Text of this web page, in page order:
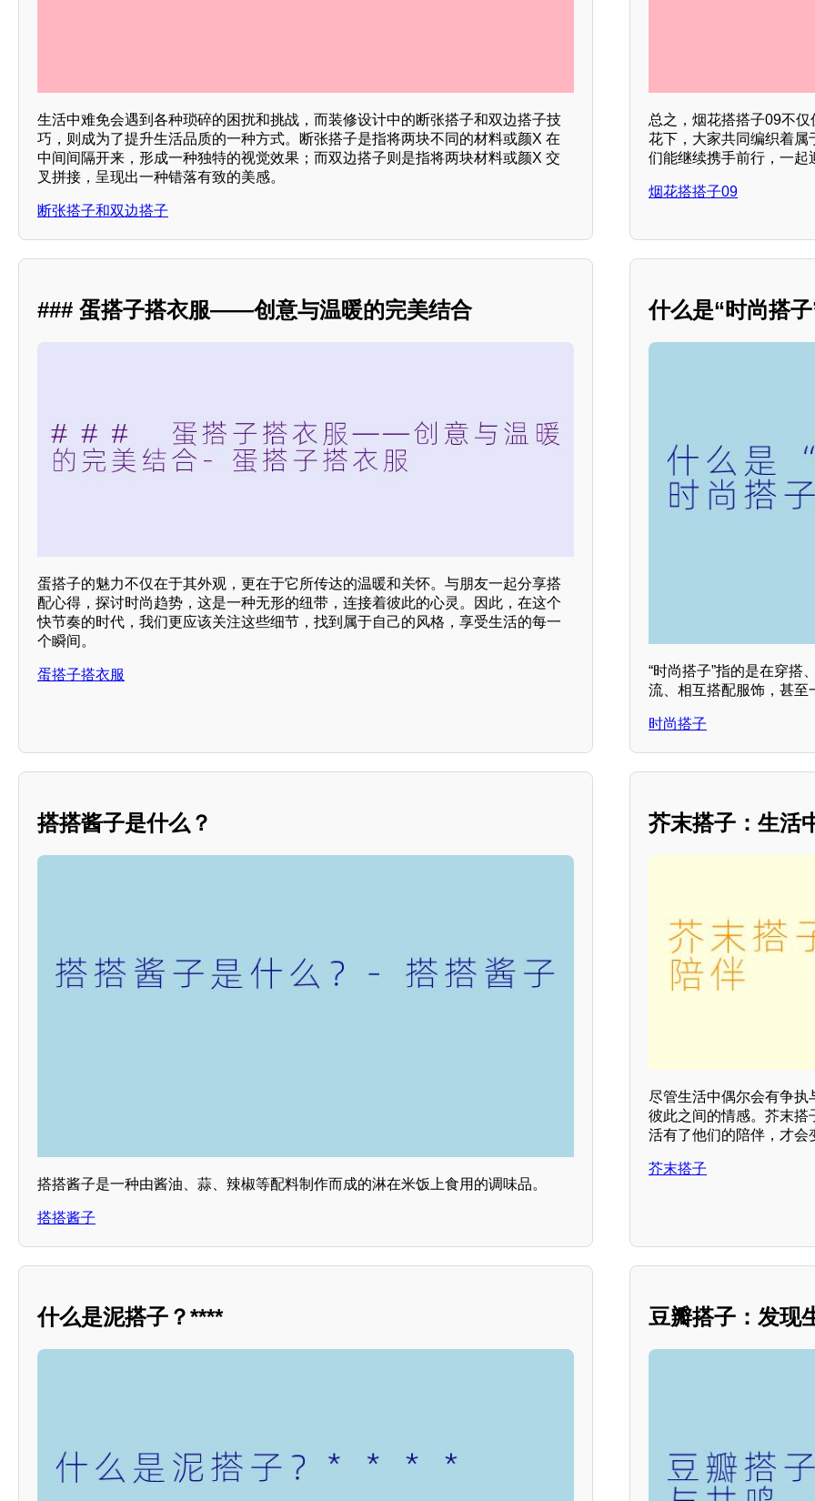
生活中难免会遇到各种琐碎的困扰和挑战，而装修设计中的断张搭子和双边搭子技
巧，则成为了提升生活品质的一种方式。断张搭子是指将两块不同的材料或颜X 在
中间间隔开来，形成一种独特的视觉效果；而双边搭子则是指将两块材料或颜X 交
叉拼接，呈现出一种错落有致的美感。
断张搭子和双边搭子
总之，烟花搭搭子09不
花下，大家共同编织着属
们能继续携手前行，一起
烟花搭搭子09
### 蛋搭子搭衣服——创意与温暖的完美结合
蛋搭子的魅力不仅在于其外观，更在于它所传达的温暖和关怀。与朋友一起分享搭
配心得，探讨时尚趋势，这是一种无形的纽带，连接着彼此的心灵。因此，在这个
快节奏的时代，我们更应该关注这些细节，找到属于自己的风格，享受生活的每一
个瞬间。
蛋搭子搭衣服
什么是“时尚搭
“时尚搭子”指的是在穿搭
流、相互搭配服饰，甚至
时尚搭子
搭搭酱子是什么？
搭搭酱子是一种由酱油、蒜、辣椒等配料制作而成的淋在米饭上食用的调味品。
搭搭酱子
芥末搭子：生活
尽管生活中偶尔会有争执
彼此之间的情感。芥末搭
活有了他们的陪伴，才会
芥末搭子
什么是泥搭子？**** 豆瓣搭子：发现